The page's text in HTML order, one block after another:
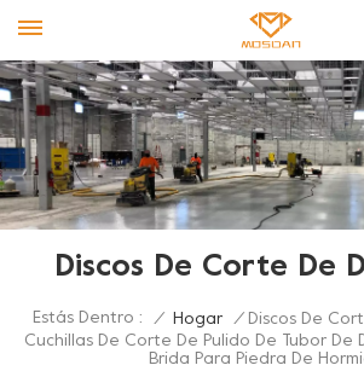
Discos De Corte De
Estás Dentro : / Hogar / Discos De
Cuchillas De Corte De Pulido De Tubor De
Brida Para Piedra De